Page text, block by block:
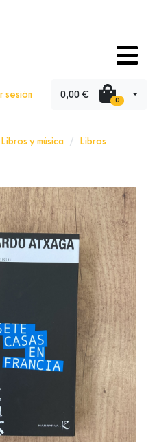
sesión 0,00 € 0
Libros y música
Libros